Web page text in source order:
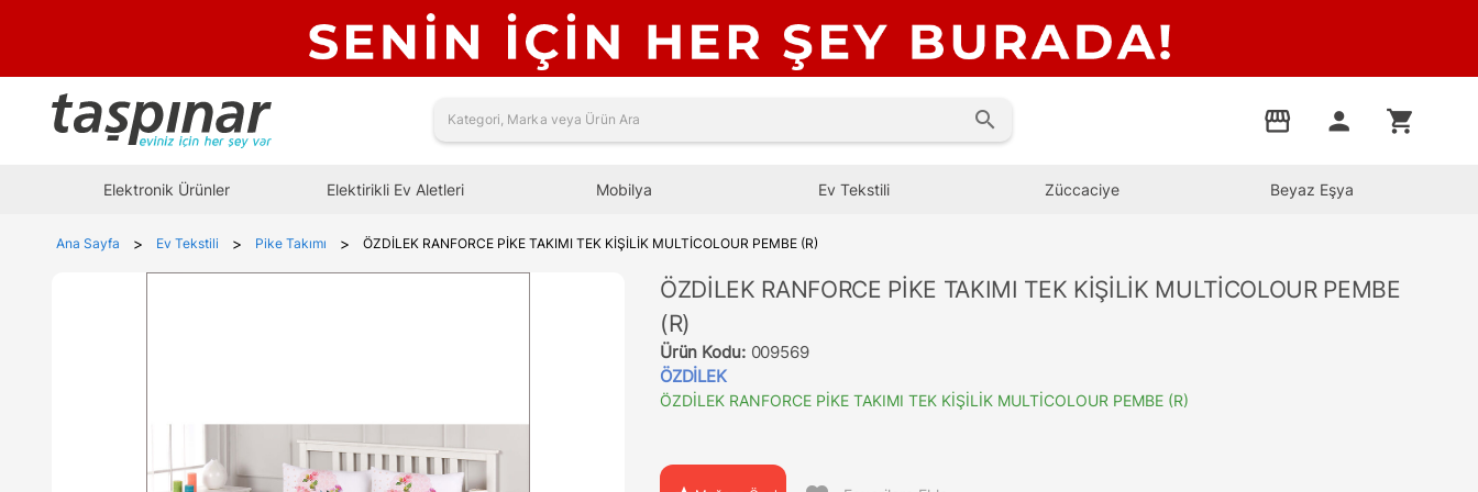
search storefront person shopping_cart
Elektronik Ürünler Elektirikli Ev Aletleri Mobilya Ev Tekstili Züccaciye Beyaz Eşya
Ana Sayfa > Ev Tekstili > Pike Takımı > ÖZDİLEK RANFORCE PİKE TAKIMI TEK KİŞİLİK MULTİCOLOUR PEMBE (R)
ÖZDİLEK RANFORCE PİKE TAKIMI TEK KİŞİLİK MULTİCOLOUR PEMBE
(R)
Ürün Kodu: 009569
ÖZDİLEK
ÖZDİLEK RANFORCE PİKE TAKIMI TEK KİŞİLİK MULTİCOLOUR PEMBE (R)